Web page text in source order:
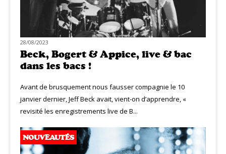
28/08/2023
Beck, Bogert & Appice, live & bac
dans les bacs !
Avant de brusquement nous fausser compagnie le 10
janvier dernier, Jeff Beck avait, vient-on d’apprendre, «
revisité les enregistrements live de B...
NOUVEAUTÉS